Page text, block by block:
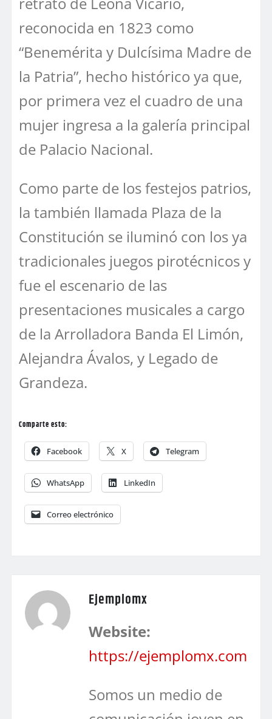
reconocida en 1823 como
“Benemérita y Dulcísima Madre de
la Patria”, hecho histórico ya que,
por primera vez el cuadro de una
mujer ingresa a la galería principal
de Palacio Nacional.
Como parte de los festejos patrios,
la también llamada Plaza de la
Constitución se iluminó con los ya
tradicionales juegos pirotécnicos y
fue el escenario de las
presentaciones musicales a cargo
de la Arrolladora Banda El Limón,
Alejandra Ávalos, y Legado de
Grandeza.
Comparte esto:
Facebook X Telegram
WhatsApp LinkedIn
Correo electrónico
Ejemplomx
Website:
https://ejemplomx.com
Somos un medio de